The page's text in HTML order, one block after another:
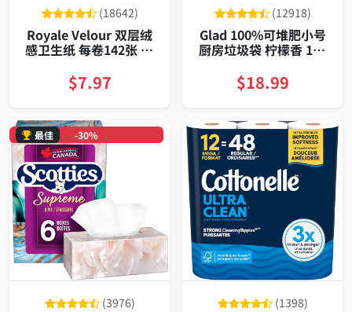
(18642)
Royale Velour 双层绒
感卫生纸 每卷142张 12
$7.97
(12918)
Glad 100%可堆肥小号
厨房垃圾袋 柠檬香 10L
$18.99
-30%
最佳
(3976) (1398)